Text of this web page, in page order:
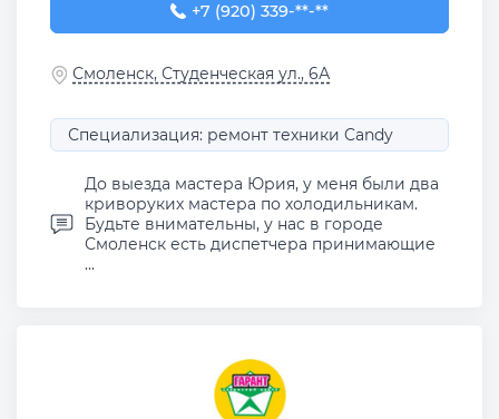
+7 (920) 339-02-77
+7 (920) 339-**-**
Смоленск, Студенческая ул., 6А
Специализация: ремонт техники Candy
До выезда мастера Юрия, у меня были два
криворуких мастера по холодильникам.
Будьте внимательны, у нас в городе
Смоленск есть диспетчера принимающие
...